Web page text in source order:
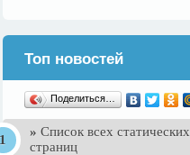
Топ новостей
Поделиться…
» Список всех статических
страниц